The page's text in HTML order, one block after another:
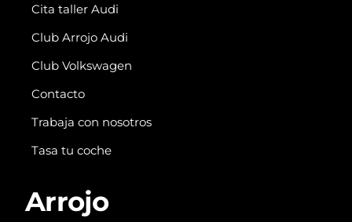
Cita taller Audi
Club Arrojo Audi
Club Volkswagen
Contacto
Trabaja con nosotros
Tasa tu coche
Arrojo